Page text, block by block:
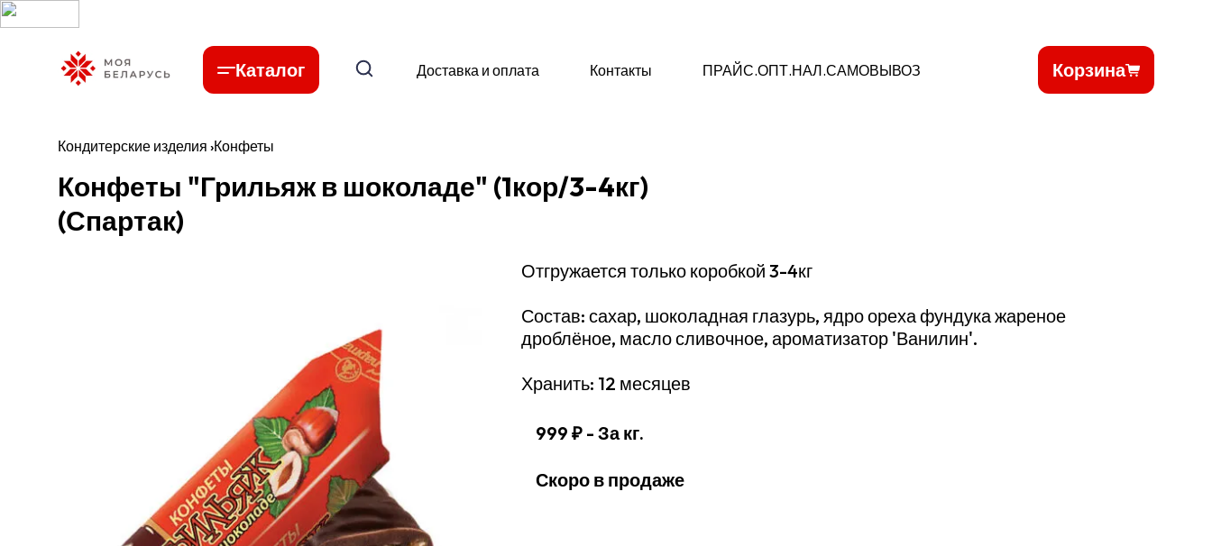
Каталог Доставка и оплата Контакты ПРАЙС.ОПТ.НАЛ.САМОВЫВОЗ Корзина
Кондитерские изделия ›Конфеты
Конфеты "Грильяж в шоколаде" (1кор/3-4кг)
(Спартак)
Отгружается только коробкой 3-4кг
Состав: сахар, шоколадная глазурь, ядро ореха фундука жареное
дроблёное, масло сливочное, ароматизатор 'Ванилин'.
Хранить: 12 месяцев
999 ₽ - За кг.
Скоро в продаже